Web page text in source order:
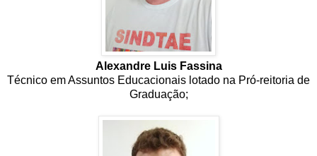
Alexandre Luis Fassina
Técnico em Assuntos Educacionais lotado na Pró-reitoria de
Graduação;